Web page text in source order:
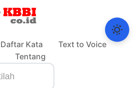
Daftar Kata
Text to Voice
Tentang